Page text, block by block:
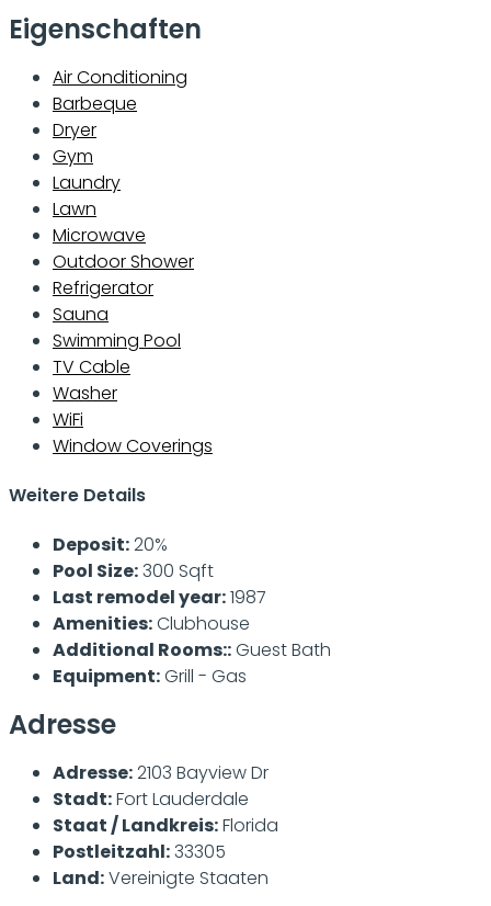
Eigenschaften
Air Conditioning
Barbeque
Dryer
Gym
Laundry
Lawn
Microwave
Outdoor Shower
Refrigerator
Sauna
Swimming Pool
TV Cable
Washer
WiFi
Window Coverings
Weitere Details
Deposit:20%
Pool Size:300 Sqft
Last remodel year:1987
Amenities:Clubhouse
Additional Rooms::Guest Bath
Equipment:Grill - Gas
Adresse
Adresse:2103 Bayview Dr
Stadt:Fort Lauderdale
Staat / Landkreis:Florida
Postleitzahl:33305
Land:Vereinigte Staaten